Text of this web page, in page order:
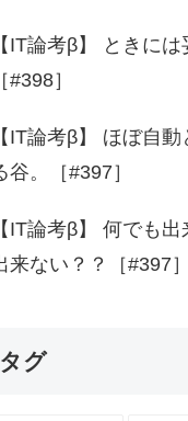
【IT論考β】 ときに
［#398］
【IT論考β】 ほぼ自
谷。［#397］
【IT論考β】 何でも
来ない？？［#397］
タグ